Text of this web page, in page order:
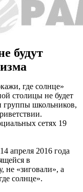
будут
где солнце»
столицы не будет
группы школьников,
сетях 19
апреля 2016 года
в
не «зиговали», а
солнце».